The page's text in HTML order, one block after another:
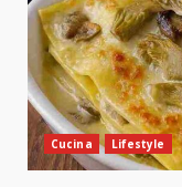
Cucina Lifestyle